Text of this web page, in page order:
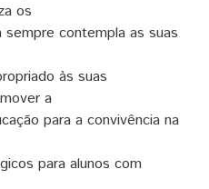
os
contempla as suas
às suas
a
para a convivência na
para alunos com